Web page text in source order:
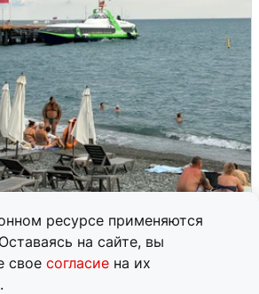
ресурсе применяются
на сайте, вы
свое согласие на их
Сочи рассказали
5 августа